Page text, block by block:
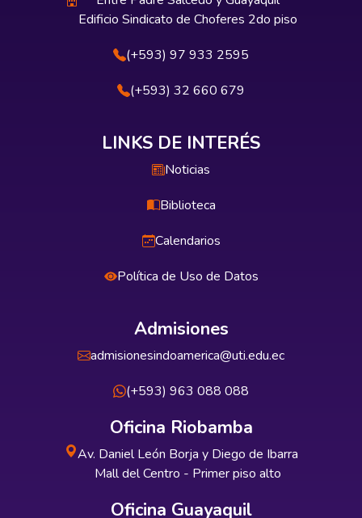
Edificio Sindicato de Choferes 2do piso
(+593) 97 933 2595
(+593) 32 660 679
LINKS DE INTERÉS
Noticias
Biblioteca
Calendarios
Política de Uso de Datos
Admisiones
admisionesindoamerica@uti.edu.ec
(+593) 963 088 088
Oficina Riobamba
Av. Daniel León Borja y Diego de Ibarra
Mall del Centro - Primer piso alto
Oficina Guayaquil